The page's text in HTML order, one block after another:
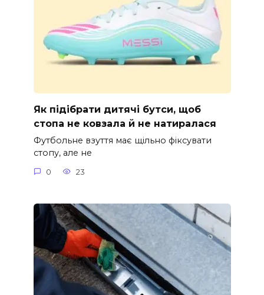
Як підібрати дитячі бутси, щоб
стопа не ковзала й не натиралася
Футбольне взуття має щільно фіксувати
стопу, але не
0 23